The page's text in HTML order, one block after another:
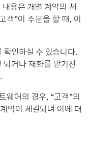
용은 개별 계약의 체
객”이 주문을 할 때, 이
인하실 수 있습니다.
거나 재화를 받기전
어의 경우, “고객”의
약이 체결되며 이에 대